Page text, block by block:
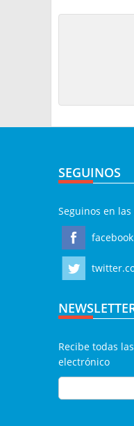
SEGUINOS
Seguinos en
Recibe todas
electrónico